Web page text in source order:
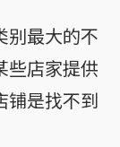
别最大的不
些店家提供
铺是找不到